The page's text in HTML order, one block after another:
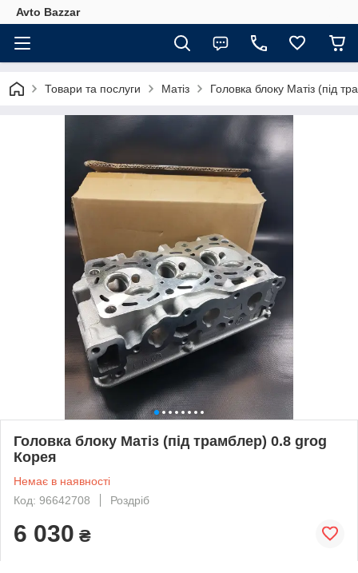
Avto Bazzar
Товари та послуги Матіз Головка блоку Матіз (під
Головка блоку Матіз (під трамблер) 0.8 grog
Корея
Немає в наявності
Код: 96642708
Роздріб
6 030 ₴